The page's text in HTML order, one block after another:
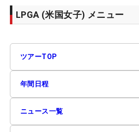
LPGA (米国女子) メニュー
ツアーTOP
年間日程
ニュース一覧